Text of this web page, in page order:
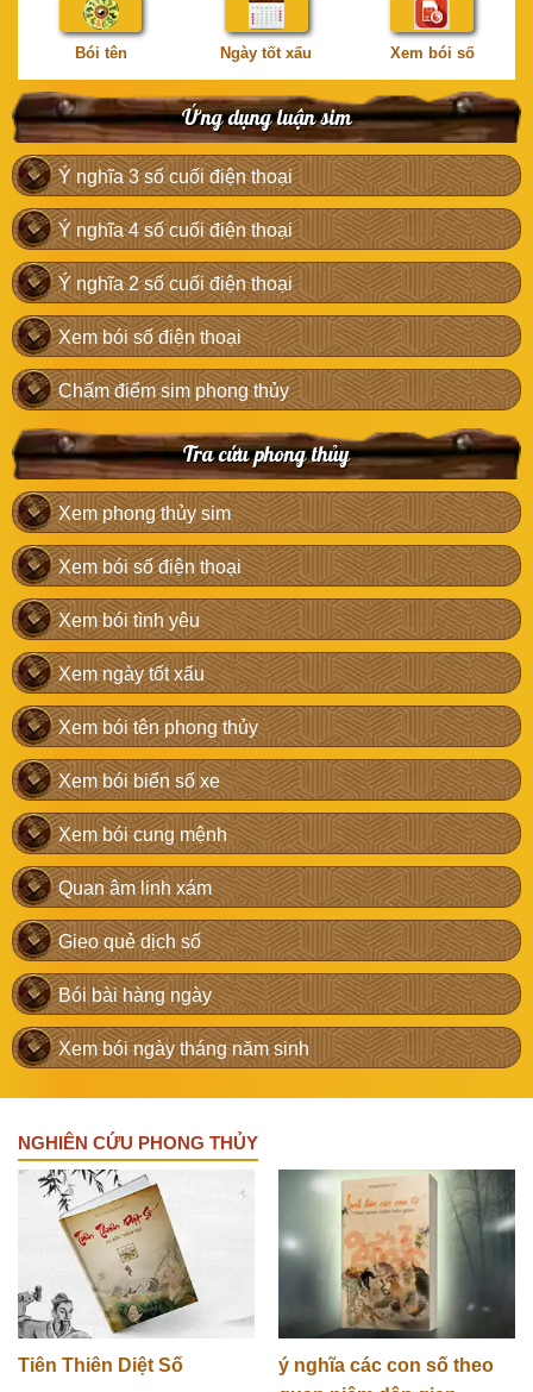
Bói tên Ngày tốt xấu Xem bói số
Ứng dụng luận sim
Ý nghĩa 3 số cuối điện thoại
Ý nghĩa 4 số cuối điện thoại
Ý nghĩa 2 số cuối điện thoại
Xem bói số điện thoại
Chấm điểm sim phong thủy
Tra cứu phong thủy
Xem phong thủy sim
Xem bói số điện thoại
Xem bói tình yêu
Xem ngày tốt xấu
Xem bói tên phong thủy
Xem bói biển số xe
Xem bói cung mệnh
Quan âm linh xám
Gieo quẻ dịch số
Bói bài hàng ngày
Xem bói ngày tháng năm sinh
NGHIÊN CỨU PHONG THỦY
Tiên Thiên Diệt Số
ý nghĩa các con số theo